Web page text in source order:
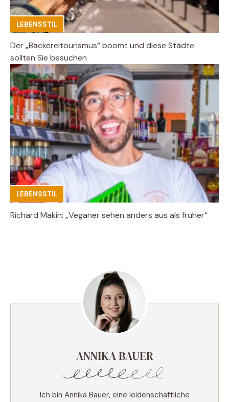
LEBENSSTIL
Der „Bäckereitourismus“ boomt und diese Städte
sollten Sie besuchen
LEBENSSTIL
Richard Makin: „Veganer sehen anders aus als früher“
ANNIKA BAUER
Ich bin Annika Bauer, eine leidenschaftliche